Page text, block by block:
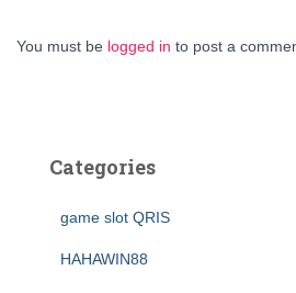
You must be logged in to post a
Categories
game slot QRIS
HAHAWIN88